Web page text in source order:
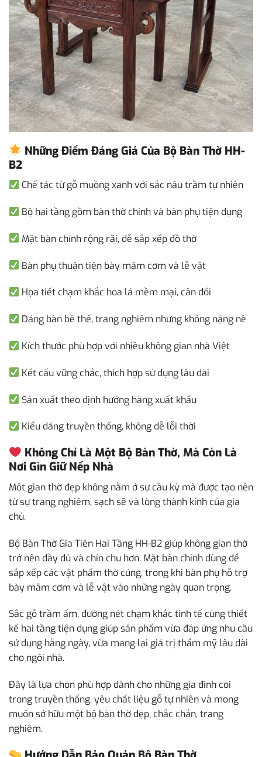
Những Điểm Đáng Giá Của Bộ Bàn Thờ HH-
B2
Chế tác từ gỗ muồng xanh với sắc nâu trầm tự nhiên
Bộ hai tầng gồm bàn thờ chính và bàn phụ tiện dụng
Mặt bàn chính rộng rãi, dễ sắp xếp đồ thờ
Bàn phụ thuận tiện bày mâm cơm và lễ vật
Họa tiết chạm khắc hoa lá mềm mại, cân đối
Dáng bàn bề thế, trang nghiêm nhưng không nặng nề
Kích thước phù hợp với nhiều không gian nhà Việt
Kết cấu vững chắc, thích hợp sử dụng lâu dài
Sản xuất theo định hướng hàng xuất khẩu
Kiểu dáng truyền thống, không dễ lỗi thời
Không Chỉ Là Một Bộ Bàn Thờ, Mà Còn Là
Nơi Gìn Giữ Nếp Nhà
Một gian thờ đẹp không nằm ở sự cầu kỳ mà được tạo nên
từ sự trang nghiêm, sạch sẽ và lòng thành kính của gia
chủ.
Bộ Bàn Thờ Gia Tiên Hai Tầng HH-B2 giúp không gian thờ
trở nên đầy đủ và chỉn chu hơn. Mặt bàn chính dùng để
sắp xếp các vật phẩm thờ cúng, trong khi bàn phụ hỗ trợ
bày mâm cơm và lễ vật vào những ngày quan trọng.
Sắc gỗ trầm ấm, đường nét chạm khắc tinh tế cùng thiết
kế hai tầng tiện dụng giúp sản phẩm vừa đáp ứng nhu cầu
sử dụng hằng ngày, vừa mang lại giá trị thẩm mỹ lâu dài
cho ngôi nhà.
Đây là lựa chọn phù hợp dành cho những gia đình coi
trọng truyền thống, yêu chất liệu gỗ tự nhiên và mong
muốn sở hữu một bộ bàn thờ đẹp, chắc chắn, trang
nghiêm.